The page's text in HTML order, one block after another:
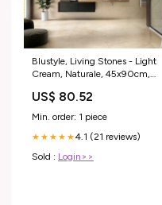
Blustyle, Living Stones - Light
Cream, Naturale, 45x90cm,
US$ 80.52
Min. order: 1 piece
★★★★★4.1 (21 reviews)
Sold : Login>>